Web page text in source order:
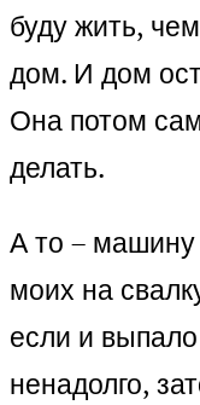
буду жить,
дом. И дом
Она потом
делать.
А то –
моих на
если и
ненадолго,